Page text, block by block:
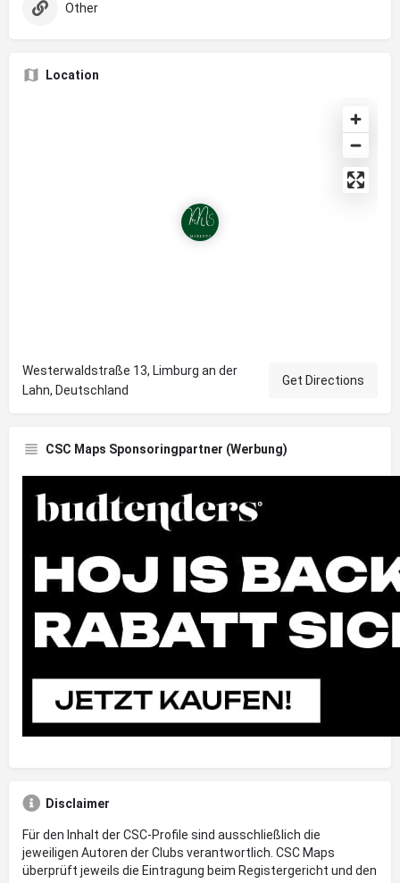
Other
Location
Westerwaldstraße 13, Limburg an der
Lahn, Deutschland
Get Directions
CSC Maps Sponsoringpartner (Werbung)
Disclaimer
Für den Inhalt der CSC-Profile sind ausschließlich die
jeweiligen Autoren der Clubs verantwortlich. CSC Maps
überprüft jeweils die Eintragung beim Registergericht und den